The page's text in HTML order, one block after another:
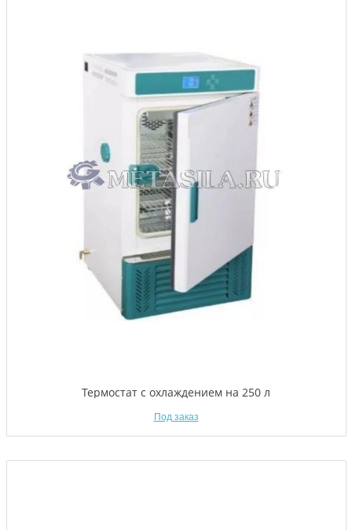
Термостат с охлаждением на 250 л
Под заказ